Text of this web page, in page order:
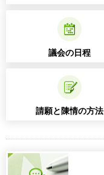
議会の日程
請願と陳情の方法